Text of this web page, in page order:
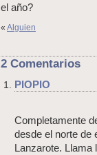
el año?
« Alguien
2 Comentarios
PIOPIO
Completamente
desde el norte de
Lanzarote. Llama